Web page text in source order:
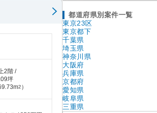
2階 /
坪
2 ）
都道府県別案件一覧
東京23区
東京都下
千葉県
埼玉県
神奈川県
大阪府
兵庫県
京都府
愛知県
岐阜県
三重県